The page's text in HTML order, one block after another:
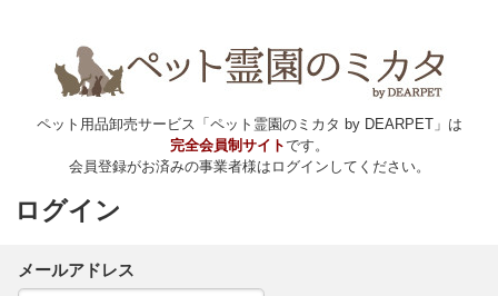
ペット用品卸売サービス「ペット霊園のミカタ by DEARPET」は
完全会員制サイトです。
会員登録がお済みの事業者様はログインしてください。
ログイン
メールアドレス